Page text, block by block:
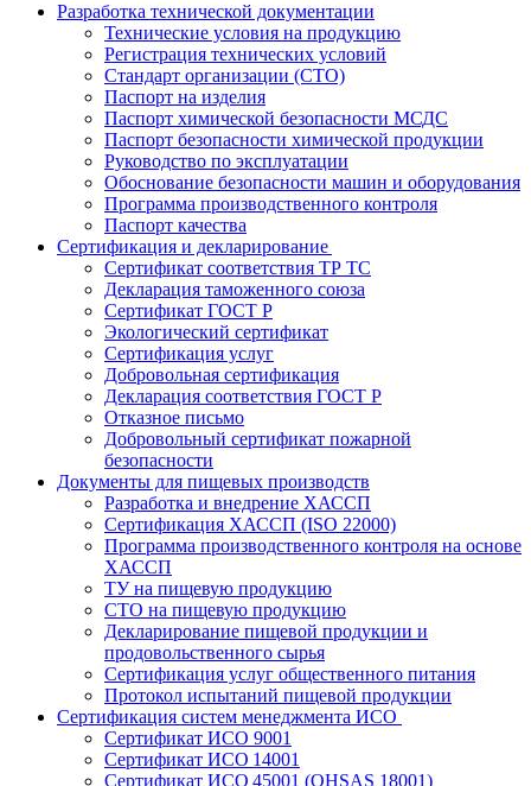
Разработка технической документации
Технические условия на продукцию
Регистрация технических условий
Стандарт организации (СТО)
Паспорт на изделия
Паспорт химической безопасности МСДС
Паспорт безопасности химической продукции
Руководство по эксплуатации
Обоснование безопасности машин и оборудования
Программа производственного контроля
Паспорт качества
Сертификация и декларирование
Сертификат соответствия ТР ТС
Декларация таможенного союза
Сертификат ГОСТ Р
Экологический сертификат
Сертификация услуг
Добровольная сертификация
Декларация соответствия ГОСТ Р
Отказное письмо
Добровольный сертификат пожарной
безопасности
Документы для пищевых производств
Разработка и внедрение ХАССП
Сертификация ХАССП (ISO 22000)
Программа производственного контроля на основе
ХАССП
ТУ на пищевую продукцию
СТО на пищевую продукцию
Декларирование пищевой продукции и
продовольственного сырья
Сертификация услуг общественного питания
Протокол испытаний пищевой продукции
Сертификация систем менеджмента ИСО
Сертификат ИСО 9001
Сертификат ИСО 14001
Сертификат ИСО 45001 (OHSAS 18001)